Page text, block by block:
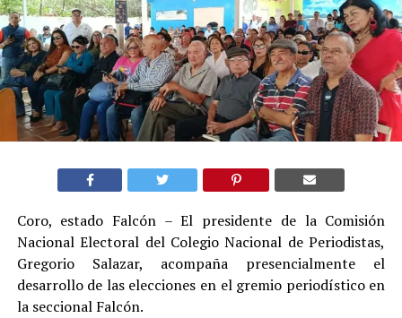
Coro, estado Falcón – El presidente de la Comisión
Nacional Electoral del Colegio Nacional de Periodistas,
Gregorio Salazar, acompaña presencialmente el
desarrollo de las elecciones en el gremio periodístico en
la seccional Falcón.